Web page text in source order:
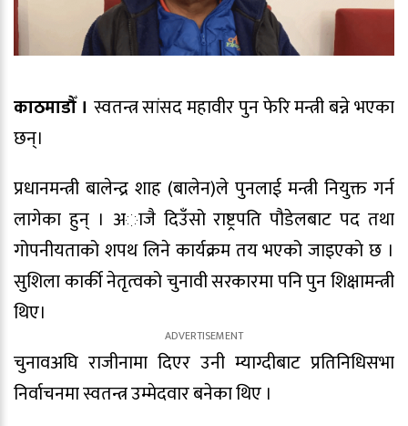
काठमाडौँ । स्वतन्त्र सांसद महावीर पुन फेरि मन्त्री बन्ने भएका
छन्।
प्रधानमन्त्री बालेन्द्र शाह (बालेन)ले पुनलाई मन्त्री नियुक्त गर्न
लागेका हुन् । अाजै दिउँसो राष्ट्रपति पौडेलबाट पद तथा
गोपनीयताको शपथ लिने कार्यक्रम तय भएको जाइएकाे छ ।
सुशिला कार्की नेतृत्वको चुनावी सरकारमा पनि पुन शिक्षामन्त्री
थिए।
चुनावअघि राजीनामा दिएर उनी म्याग्दीबाट प्रतिनिधिसभा
निर्वाचनमा स्वतन्त्र उम्मेदवार बनेका थिए ।